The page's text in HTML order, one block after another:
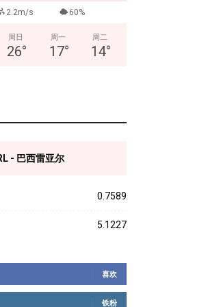
2.2m/s 60%
周日
26°
周一
17°
周二
14°
- 巴西雷亚尔
0.7589
5.1227
喜欢
铁粉